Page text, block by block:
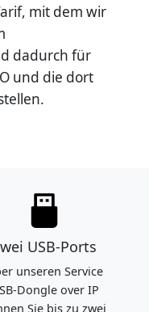
mit dem wir
dadurch für
und die dort
USB-Ports
unseren Service
Dongle over IP
Sie bis zu zwei